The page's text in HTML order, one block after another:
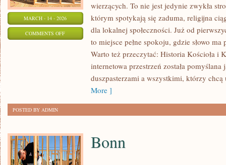
MARCH - 14 - 2026
COMMENTS OFFON
OBJAWIENIA
wierzących. To nie jest jedynie zwykła
którym spotykają się zaduma, religijna
dla lokalnej społeczności. Już od
to miejsce pełne spokoju, gdzie słowo
Warto też przeczytać: Historia Kościoła i
internetowa przestrzeń została
duszpasterzami a wszystkimi, którzy
More ]
POSTED BY ADMIN
Bonn